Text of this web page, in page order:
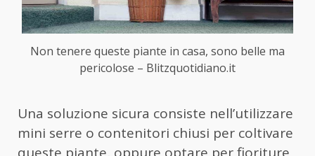
Non tenere queste piante in casa, sono belle ma
pericolose – Blitzquotidiano.it
Una soluzione sicura consiste nell’utilizzare
mini serre o contenitori chiusi per coltivare
queste piante, oppure optare per fioriture